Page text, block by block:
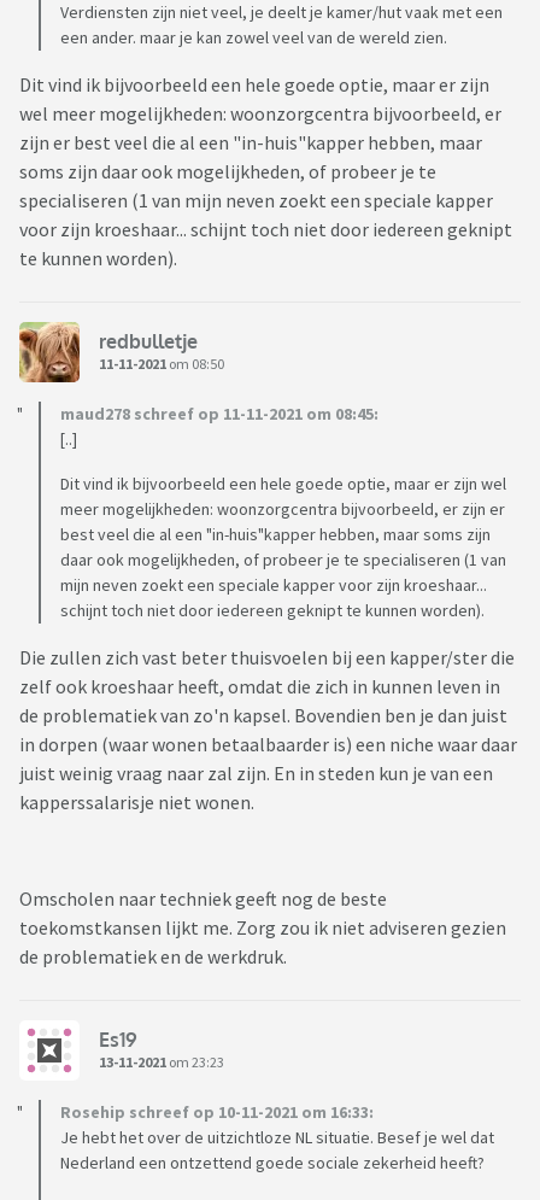
Verdiensten zijn niet veel, je deelt je kamer/hut vaak met een
een ander. maar je kan zowel veel van de wereld zien.
Dit vind ik bijvoorbeeld een hele goede optie, maar er zijn
wel meer mogelijkheden: woonzorgcentra bijvoorbeeld, er
zijn er best veel die al een "in-huis"kapper hebben, maar
soms zijn daar ook mogelijkheden, of probeer je te
specialiseren (1 van mijn neven zoekt een speciale kapper
voor zijn kroeshaar... schijnt toch niet door iedereen geknipt
te kunnen worden).
redbulletje
11-11-2021 om 08:50
maud278 schreef op 11-11-2021 om 08:45:
[..]
Dit vind ik bijvoorbeeld een hele goede optie, maar er zijn wel
meer mogelijkheden: woonzorgcentra bijvoorbeeld, er zijn er
best veel die al een "in-huis"kapper hebben, maar soms zijn
daar ook mogelijkheden, of probeer je te specialiseren (1 van
mijn neven zoekt een speciale kapper voor zijn kroeshaar...
schijnt toch niet door iedereen geknipt te kunnen worden).
Die zullen zich vast beter thuisvoelen bij een kapper/ster die
zelf ook kroeshaar heeft, omdat die zich in kunnen leven in
de problematiek van zo'n kapsel. Bovendien ben je dan juist
in dorpen (waar wonen betaalbaarder is) een niche waar daar
juist weinig vraag naar zal zijn. En in steden kun je van een
kapperssalarisje niet wonen.
Omscholen naar techniek geeft nog de beste
toekomstkansen lijkt me. Zorg zou ik niet adviseren gezien
de problematiek en de werkdruk.
Es19
13-11-2021 om 23:23
Rosehip schreef op 10-11-2021 om 16:33:
Je hebt het over de uitzichtloze NL situatie. Besef je wel dat
Nederland een ontzettend goede sociale zekerheid heeft?